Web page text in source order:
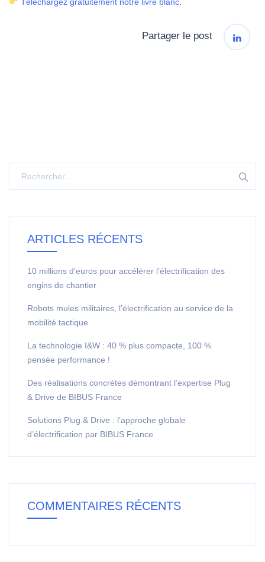
Partager le post
ARTICLES RÉCENTS
10 millions d’euros pour accélérer l’électrification des
engins de chantier
Robots mules militaires, l’électrification au service de la
mobilité tactique
La technologie I&W : 40 % plus compacte, 100 %
pensée performance !
Des réalisations concrètes démontrant l’expertise Plug
& Drive de BIBUS France
Solutions Plug & Drive : l’approche globale
d’électrification par BIBUS France
COMMENTAIRES RÉCENTS